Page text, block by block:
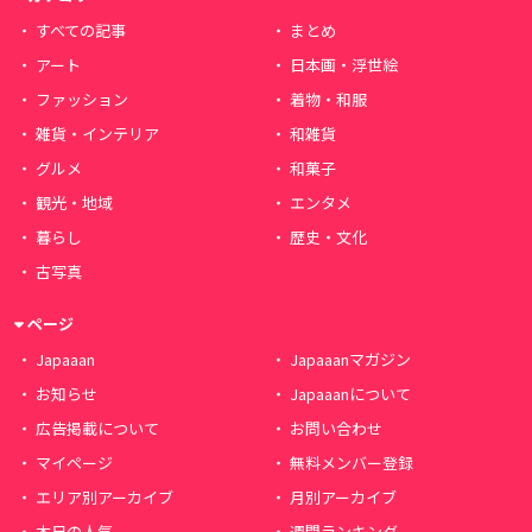
すべての記事
まとめ
アート
日本画・浮世絵
ファッション
着物・和服
雑貨・インテリア
和雑貨
グルメ
和菓子
観光・地域
エンタメ
暮らし
歴史・文化
古写真
ページ
Japaaan
Japaaanマガジン
お知らせ
Japaaanについて
広告掲載について
お問い合わせ
マイページ
無料メンバー登録
エリア別アーカイブ
月別アーカイブ